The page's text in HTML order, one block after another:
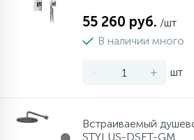
55 260 руб. /шт
В наличии много
- + шт
Встраиваемый
STYLUS-DSET-GM